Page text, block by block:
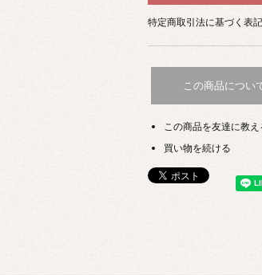
特定商取引法に基づく表
この商品につい
この商品を友達に教え
買い物を続ける